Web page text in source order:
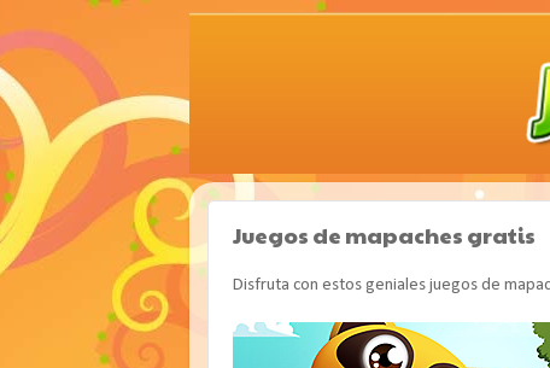
Juegos de mapaches gratis
Disfruta con estos geniales juegos de